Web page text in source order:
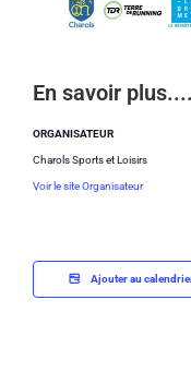
En savoir plus....
ORGANISATEUR
Charols Sports et Loisirs
Voir le site Organisateur
Ajouter au